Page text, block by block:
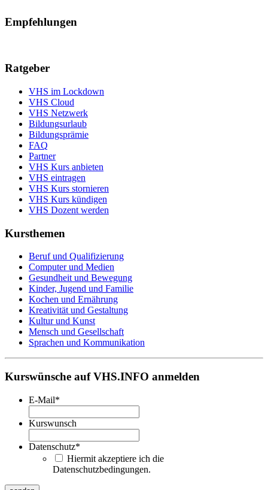
Empfehlungen
Ratgeber
VHS im Lockdown
VHS Cloud
VHS Netzwerk
Bildungsurlaub
Bildungsprämie
FAQ
Partner
VHS Kurs anbieten
VHS eintragen
VHS Kurs stornieren
VHS Kurs kündigen
VHS Dozent werden
Kursthemen
Beruf und Qualifizierung
Computer und Medien
Gesundheit und Bewegung
Kinder, Jugend und Familie
Kochen und Ernährung
Kreativität und Gestaltung
Kultur und Kunst
Mensch und Gesellschaft
Sprachen und Kommunikation
Kurswünsche auf VHS.INFO anmelden
E-Mail*
Kurswunsch
Datenschutz*
Hiermit akzeptiere ich die
Datenschutzbedingungen.